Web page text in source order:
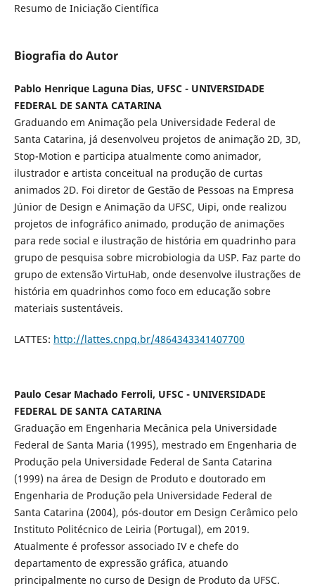
Resumo de Iniciação Científica
Biografia do Autor
Pablo Henrique Laguna Dias, UFSC - UNIVERSIDADE
FEDERAL DE SANTA CATARINA
Graduando em Animação pela Universidade Federal de
Santa Catarina, já desenvolveu projetos de animação 2D, 3D,
Stop-Motion e participa atualmente como animador,
ilustrador e artista conceitual na produção de curtas
animados 2D. Foi diretor de Gestão de Pessoas na Empresa
Júnior de Design e Animação da UFSC, Uipi, onde realizou
projetos de infográfico animado, produção de animações
para rede social e ilustração de história em quadrinho para
grupo de pesquisa sobre microbiologia da USP. Faz parte do
grupo de extensão VirtuHab, onde desenvolve ilustrações de
história em quadrinhos como foco em educação sobre
materiais sustentáveis.
LATTES: http://lattes.cnpq.br/4864343341407700
Paulo Cesar Machado Ferroli, UFSC - UNIVERSIDADE
FEDERAL DE SANTA CATARINA
Graduação em Engenharia Mecânica pela Universidade
Federal de Santa Maria (1995), mestrado em Engenharia de
Produção pela Universidade Federal de Santa Catarina
(1999) na área de Design de Produto e doutorado em
Engenharia de Produção pela Universidade Federal de
Santa Catarina (2004), pós-doutor em Design Cerâmico pelo
Instituto Politécnico de Leiria (Portugal), em 2019.
Atualmente é professor associado IV e chefe do
departamento de expressão gráfica, atuando
principalmente no curso de Design de Produto da UFSC.